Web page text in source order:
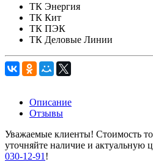
ТК Энергия
ТК Кит
ТК ПЭК
ТК Деловые Линии
Описание
Отзывы
Уважаемые клиенты! Стоимость
уточняйте наличие и актуальную
030-12-91 !